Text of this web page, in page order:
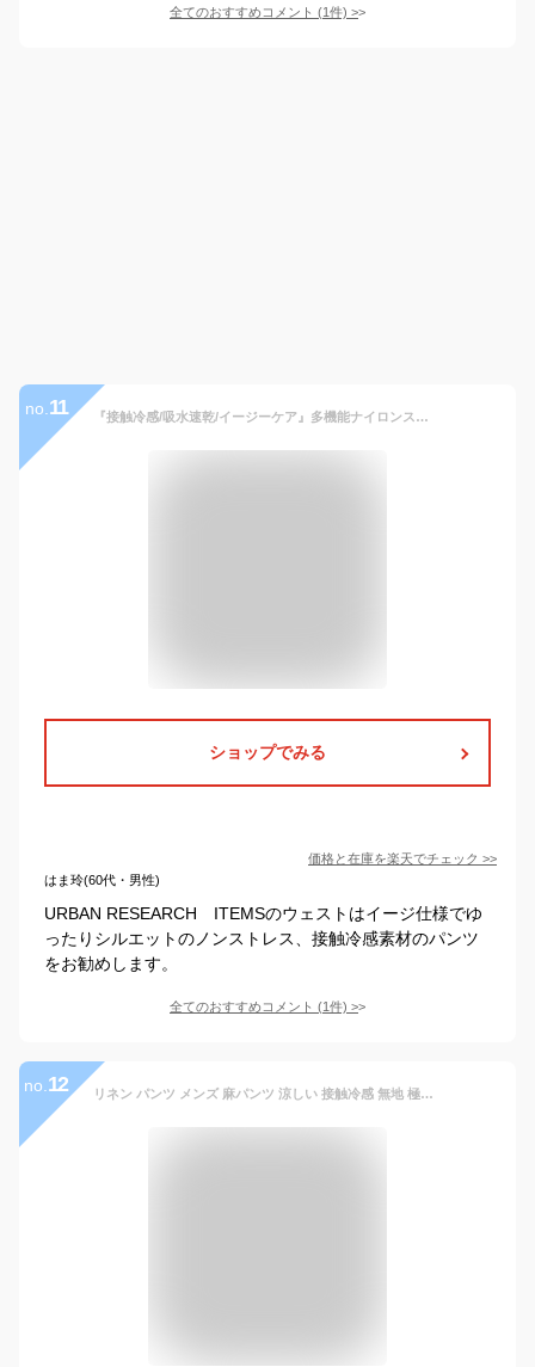
全てのおすすめコメント (1件) >
no. 11 『接触冷感/吸水速乾/イージーケア』多機能ナイロンストレッチイージーパンツ URBAN RESEARCH ITEMS アーバンリサーチアイテムズ パンツ その他のパンツ ブラック カーキグリーン グレー【送料無料】[Rakuten Fashion]
ショップでみる
価格と在庫を楽天でチェック >>
はま玲(60代・男性)
URBAN RESEARCH ITEMSのウェストはイージ仕様でゆ
ったりシルエットのノンストレス、接触冷感素材のパンツ
をお勧めします。
全てのおすすめコメント (1件) >
no. 12 リネン パンツ メンズ 麻パンツ 涼しい 接触冷感 無地 極薄 夏 麻100％ パンツ 冷感 ゆったり ズボン ひんやり スラックス 薄い 通気 ファッション ロングパンツ 春 秋 ボトムス 日常 父の日 プレゼント カジュアル 涼しい ゆったり 通気性 柔らかい 快適 軽量 おしゃれ